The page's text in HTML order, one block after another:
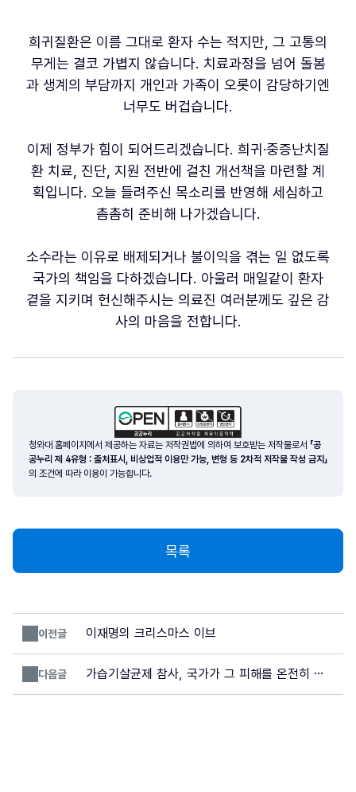
희귀질환은 이름 그대로 환자 수는 적지만, 그 고통의
무게는 결코 가볍지 않습니다. 치료과정을 넘어 돌봄
과 생계의 부담까지 개인과 가족이 오롯이 감당하기엔
너무도 버겁습니다.
이제 정부가 힘이 되어드리겠습니다. 희귀·중증난치질
환 치료, 진단, 지원 전반에 걸친 개선책을 마련할 계
획입니다. 오늘 들려주신 목소리를 반영해 세심하고
촘촘히 준비해 나가겠습니다.
소수라는 이유로 배제되거나 불이익을 겪는 일 없도록
국가의 책임을 다하겠습니다. 아울러 매일같이 환자
곁을 지키며 헌신해주시는 의료진 여러분께도 깊은 감
사의 마음을 전합니다.
청와대 홈페이지에서 제공하는 자료는 저작권법에 의하여 보호받는 저작물로서 「공
공누리 제 4유형 : 출처표시, 비상업적 이용만 가능, 변형 등 2차적 저작물 작성 금지」
의 조건에 따라 이용이 가능합니다.
목록
이전글 이재명의 크리스마스 이브
다음글
가습기살균제 참사, 국가가 그 피해를 온전히 배
상하겠습니다